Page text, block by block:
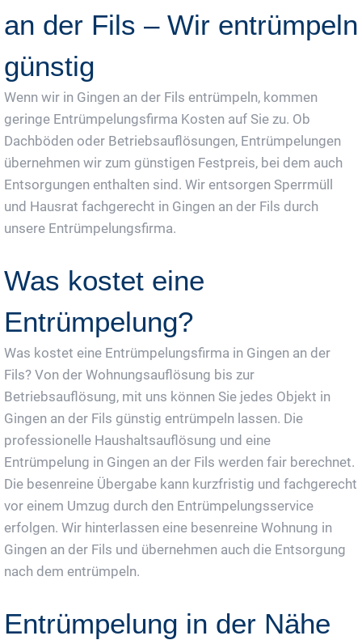
an der Fils – Wir entrümpeln
günstig
Wenn wir in Gingen an der Fils entrümpeln, kommen
geringe Entrümpelungsfirma Kosten auf Sie zu. Ob
Dachböden oder Betriebsauflösungen, Entrümpelungen
übernehmen wir zum günstigen Festpreis, bei dem auch
Entsorgungen enthalten sind. Wir entsorgen Sperrmüll
und Hausrat fachgerecht in Gingen an der Fils durch
unsere Entrümpelungsfirma.
Was kostet eine
Entrümpelung?
Was kostet eine Entrümpelungsfirma in Gingen an der
Fils? Von der Wohnungsauflösung bis zur
Betriebsauflösung, mit uns können Sie jedes Objekt in
Gingen an der Fils günstig entrümpeln lassen. Die
professionelle Haushaltsauflösung und eine
Entrümpelung in Gingen an der Fils werden fair berechnet.
Die besenreine Übergabe kann kurzfristig und fachgerecht
vor einem Umzug durch den Entrümpelungsservice
erfolgen. Wir hinterlassen eine besenreine Wohnung in
Gingen an der Fils und übernehmen auch die Entsorgung
nach dem entrümpeln.
Entrümpelung in der Nähe